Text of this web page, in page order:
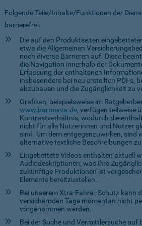
Folgende Teile/Inhalte/Funktionen der
barrierefrei:
Die auf den Produktseiten
etwa die Allgemeinen
noch diverse Barrieren auf. Diese
die Navigation innerhalb der
Erfassung der enthaltenen
insbesondere bei neu erstellten PDFs,
abzubauen und die Zugänglichkeit zu
Grafiken, beispielsweise im
www.barmenia.de, verfügen teilweise
Kontrastverhältnis, wodurch die
nicht für alle Nutzerinnen und Nutzer
sind. Um dem entgegenzuwirken, sind
alternative textliche Beschreibungen
Eingebettete Videos enthalten aktuell
Audiodeskriptionen, was ihre
zukünftige Produktionen ist
Elemente bereitzustellen.
Bei unserem Xtra-Fahrer-Schutz kann
versichernden Tage momentan nicht
vorgenommen werden.
Bei der Suche und Vermittlersuche auf